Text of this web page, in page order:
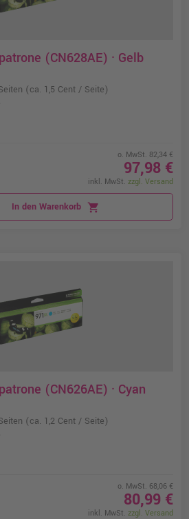
(CN628AE) · Gelb
(ca. 1,5 Cent / Seite)
o. MwSt. 82,34 €
97,98 €
inkl. MwSt. zzgl. Versand
In den Warenkorb shopping_cart
(CN626AE) · Cyan
(ca. 1,2 Cent / Seite)
o. MwSt. 68,06 €
80,99 €
inkl. MwSt. zzgl. Versand